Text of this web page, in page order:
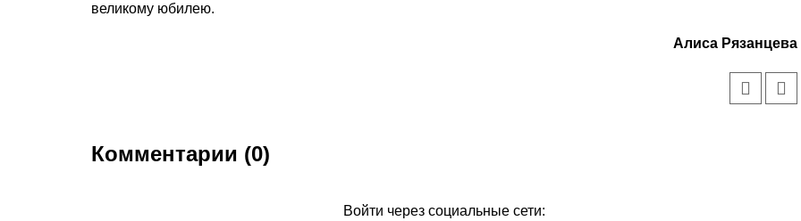
великому юбилею.
Алиса Рязанцева
Комментарии (0)
Войти через социальные сети: